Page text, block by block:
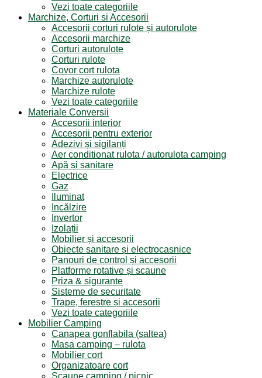
Vezi toate categoriile
Marchize, Corturi si Accesorii
Accesorii corturi rulote și autorulote
Accesorii marchize
Corturi autorulote
Corturi rulote
Covor cort rulota
Marchize autorulote
Marchize rulote
Vezi toate categoriile
Materiale Conversii
Accesorii interior
Accesorii pentru exterior
Adezivi și sigilanți
Aer conditionat rulota / autorulota camping
Apă și sanitare
Electrice
Gaz
Iluminat
Incălzire
Invertor
Izolații
Mobilier și accesorii
Obiecte sanitare și electrocasnice
Panouri de control și accesorii
Platforme rotative și scaune
Priza & sigurante
Sisteme de securitate
Trape, ferestre și accesorii
Vezi toate categoriile
Mobilier Camping
Canapea gonflabila (saltea)
Masa camping – rulota
Mobilier cort
Organizatoare cort
Scaune camping / picnic